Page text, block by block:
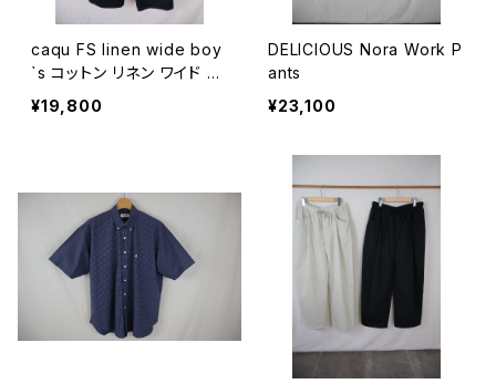
caqu FS linen wide boy
`s コットン リネン ワイド デ
ニム WOMEN
¥19,800
DELICIOUS Nora Work P
ants
¥23,100